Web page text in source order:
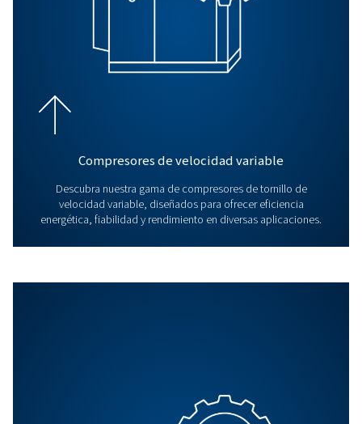
¿Cuáles son los requisitos
instalación de compresores
exentos de aceite?
Los compresores exentos de aceite necesitan
menos mantenimiento que los compresores
aceite.
exentos de aceite?